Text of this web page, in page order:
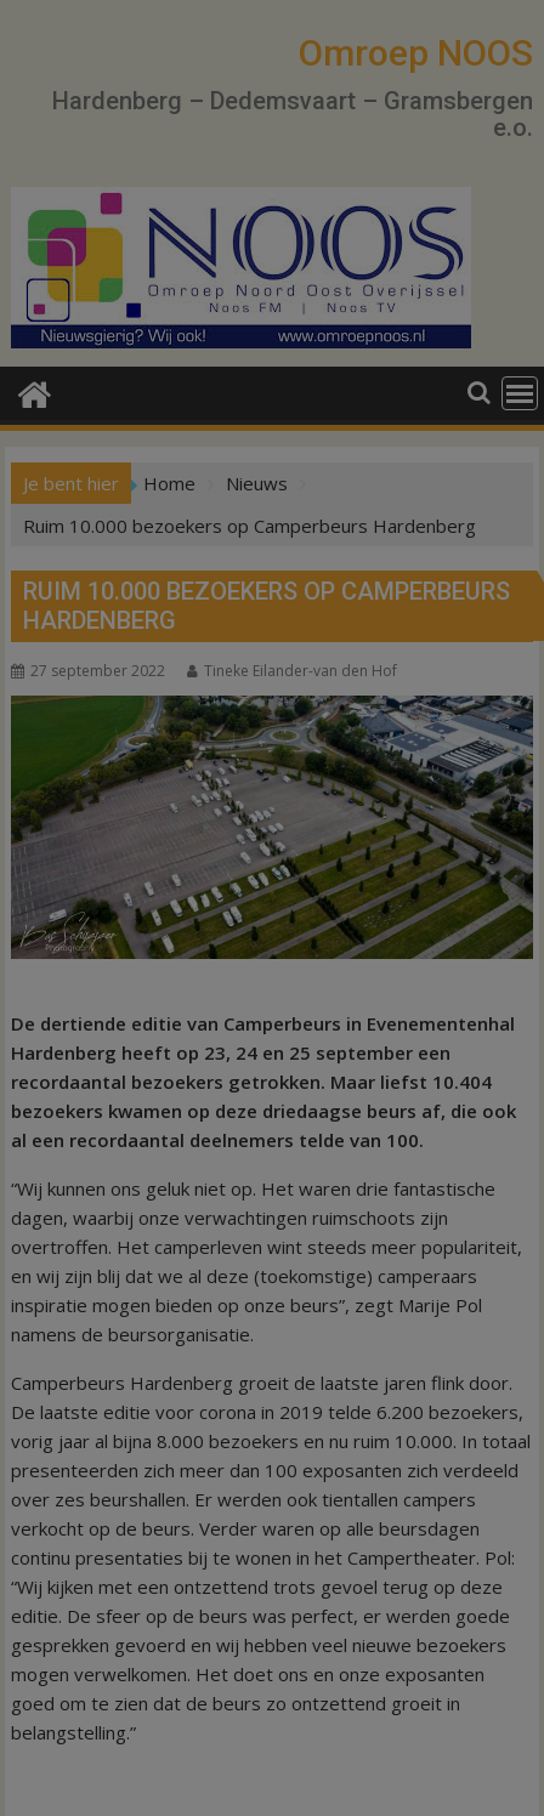
Omroep NOOS
Hardenberg – Dedemsvaart – Gramsbergen
e.o.
Je bent hier Home
Nieuws
Ruim 10.000 bezoekers op Camperbeurs Hardenberg
RUIM 10.000 BEZOEKERS OP CAMPERBEURS
HARDENBERG
27 september 2022 Tineke Eilander-van den Hof
De dertiende editie van Camperbeurs in Evenementenhal
Hardenberg heeft op 23, 24 en 25 september een
recordaantal bezoekers getrokken. Maar liefst 10.404
bezoekers kwamen op deze driedaagse beurs af, die ook
al een recordaantal deelnemers telde van 100.
“Wij kunnen ons geluk niet op. Het waren drie fantastische
dagen, waarbij onze verwachtingen ruimschoots zijn
overtroffen. Het camperleven wint steeds meer populariteit,
en wij zijn blij dat we al deze (toekomstige) camperaars
inspiratie mogen bieden op onze beurs”, zegt Marije Pol
namens de beursorganisatie.
Camperbeurs Hardenberg groeit de laatste jaren flink door.
De laatste editie voor corona in 2019 telde 6.200 bezoekers,
vorig jaar al bijna 8.000 bezoekers en nu ruim 10.000. In totaal
presenteerden zich meer dan 100 exposanten zich verdeeld
over zes beurshallen. Er werden ook tientallen campers
verkocht op de beurs. Verder waren op alle beursdagen
continu presentaties bij te wonen in het Campertheater. Pol:
“Wij kijken met een ontzettend trots gevoel terug op deze
editie. De sfeer op de beurs was perfect, er werden goede
gesprekken gevoerd en wij hebben veel nieuwe bezoekers
mogen verwelkomen. Het doet ons en onze exposanten
goed om te zien dat de beurs zo ontzettend groeit in
belangstelling.”